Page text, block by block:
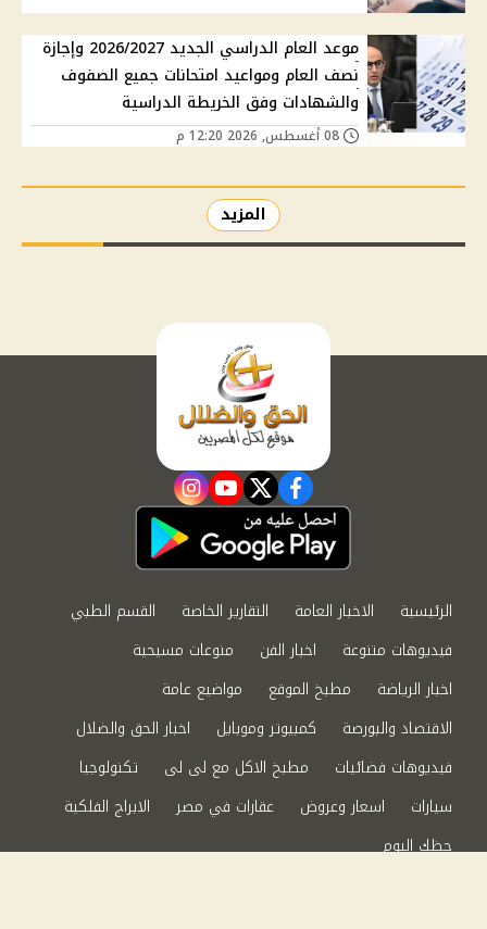
موعد العام الدراسي الجديد 2026/2027 وإجازة
نصف العام ومواعيد امتحانات جميع الصفوف
والشهادات وفق الخريطة الدراسية
المزيد
facebook
twitter
youtube
instagram
الرئيسية الاخبار العامة التقارير الخاصة
القسم الطبي
فيديوهات متنوعة
اخبار الفن
منوعات مسيحية
اخبار الرياضة
مطبخ الموقع
مواضيع عامة
الاقتصاد والبورصة
كمبيوتر وموبايل
اخبار الحق والضلال
فيديوهات فضائيات
مطبخ الاكل مع لى لى
تكنولوجيا
سيارات
اسعار وعروض عقارات في مصر
الابراج الفلكية
حظك اليوم